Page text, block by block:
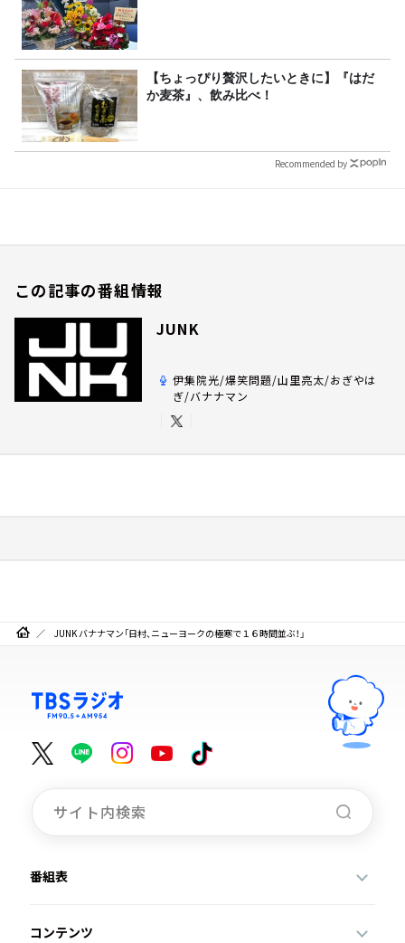
【ちょっぴり贅沢したいときに】『はだ
か麦茶』、飲み比べ！
Recommended by
この記事の番組情報
JUNK
伊集院光/爆笑問題/山里亮太/おぎやは
ぎ/バナナマン
JUNK バナナマン「日村、ニューヨークの極寒で１６時間並ぶ！」
番組表
コンテンツ